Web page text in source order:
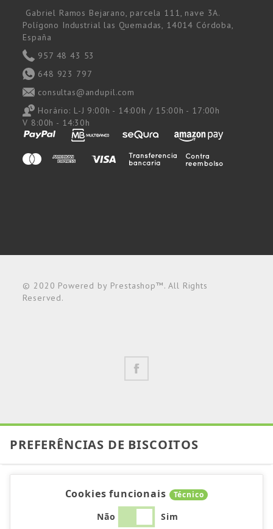
Gabriel Ramos Bejarano, parcela 111, nave 3A.
Polígono Industrial las Quemadas, 14014 Córdoba,
España
957 48 43 53
648 923 797
consultas@andupil.com
Horário: L-J 9:00h - 14:00h / 15:00h - 17:00h
V 8:00h - 14:30h
© 2020 Powered by Prestashop™. All Rights
Reserved.
PREFERÊNCIAS DE BISCOITOS
Cookies funcionais Técnico
Não Sim